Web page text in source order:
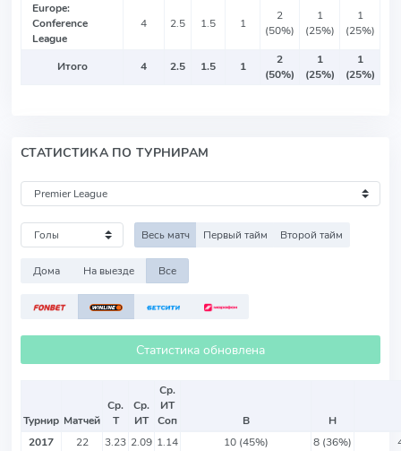
Europe:
Conference
League
4 2.5 1.5 1
2
(50%)
1
(25%)
1
(25%)
Итого 4 2.5 1.5 1
2
(50%)
1
(25%)
1
(25%)
СТАТИСТИКА ПО ТУРНИРАМ
Весь матч Первый тайм Второй тайм
Дома На выезде Все
Статистика обновлена
Турнир Матчей
Ср.
Т
Ср.
ИТ
Ср.
ИТ
Соп
В
Н
2017
22 3.23 2.09 1.14 10 (45%) 8 (36%)